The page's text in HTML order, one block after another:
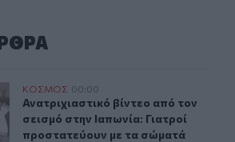
βίντεο από τον σεισμό στην Ιαπωνία:
ΚΟΣΜΟΣ 00:00
Ανατριχιαστικό βίντεο από τον
Ανατριχιαστικό βίντεο από τον
σεισμό στην Ιαπωνία: Γιατροί
προστατεύουν με τα σώματά